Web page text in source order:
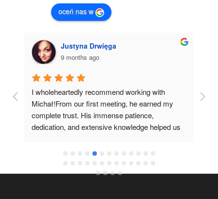
oceń nas w
Justyna Drwięga
9 months ago
I wholeheartedly recommend working with
Michał!From our first meeting, he earned my
complete trust. His immense patience,
dedication, and extensive knowledge helped us
grateful he recommended such a specialist